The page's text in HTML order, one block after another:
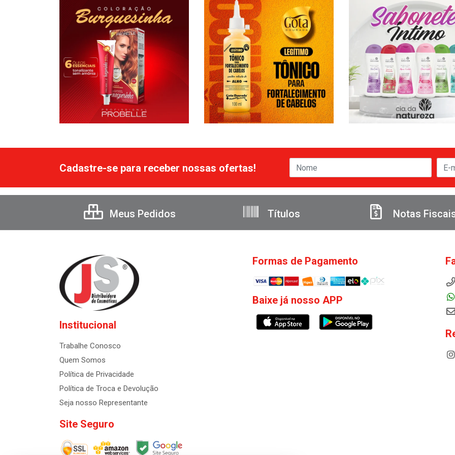
Cadastre-se para receber nossas ofertas!
Meus Pedidos Títulos Notas
Institucional
Trabalhe Conosco
Quem Somos
Política de Privacidade
Política de Troca e Devolução
Seja nosso Representante
Site Seguro
Formas de Pagamento
Baixe já nosso APP